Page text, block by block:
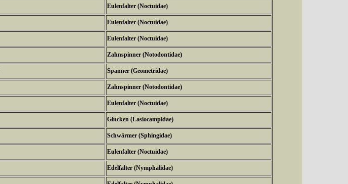
Eulenfalter (Noctuidae)
Eulenfalter (Noctuidae)
Eulenfalter (Noctuidae)
Zahnspinner (Notodontidae)
Spanner (Geometridae)
Zahnspinner (Notodontidae)
Eulenfalter (Noctuidae)
Glucken (Lasiocampidae)
Schwärmer (Sphingidae)
Eulenfalter (Noctuidae)
Edelfalter (Nymphalidae)